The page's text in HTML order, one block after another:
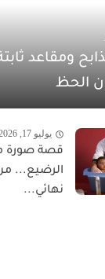
ومقاعد
الحظ
يوليو 17, 2026
قصة صورة
الرضيع...
نهائي...